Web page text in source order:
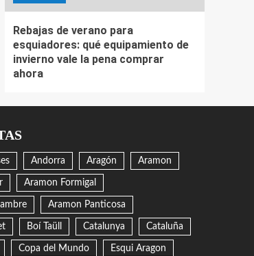
Rebajas de verano para
esquiadores: qué equipamiento de
invierno vale la pena comprar
ahora
Andorra Aragón Aramon
Aramon Formigal
Aramon Panticosa
Boí Taüll Catalunya Cataluña
Copa del Mundo Esqui Aragon